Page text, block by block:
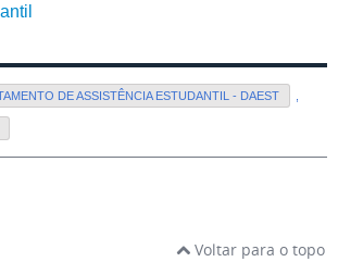
DE ASSISTÊNCIA ESTUDANTIL - DAEST
Voltar para o topo